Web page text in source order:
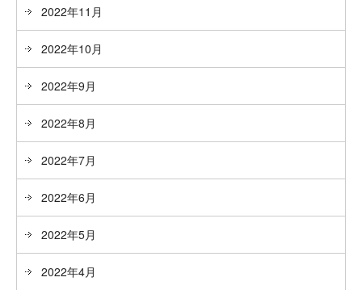
2022年11月
2022年10月
2022年9月
2022年8月
2022年7月
2022年6月
2022年5月
2022年4月